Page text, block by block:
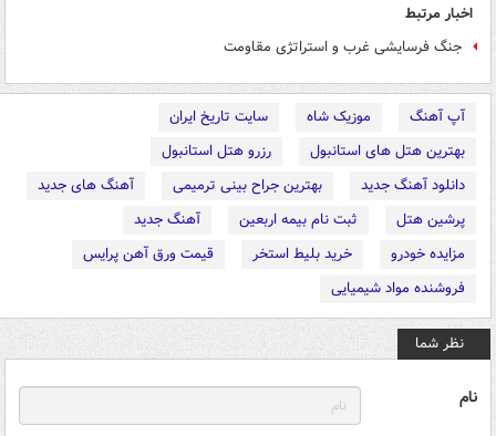
اخبار مرتبط
جنگ فرسایشی غرب و استراتژی مقاومت
آپ آهنگ موزیک شاه
سایت تاریخ ایران
بهترین هتل های استانبول
رزرو هتل استانبول
دانلود آهنگ جدید
بهترین جراح بینی ترمیمی
آهنگ های جدید
پرشین هتل
ثبت نام بیمه اربعین
آهنگ جدید
مزایده خودرو
خرید بلیط استخر
قیمت ورق آهن پرایس
فروشنده مواد شیمیایی
نظر شما
نام